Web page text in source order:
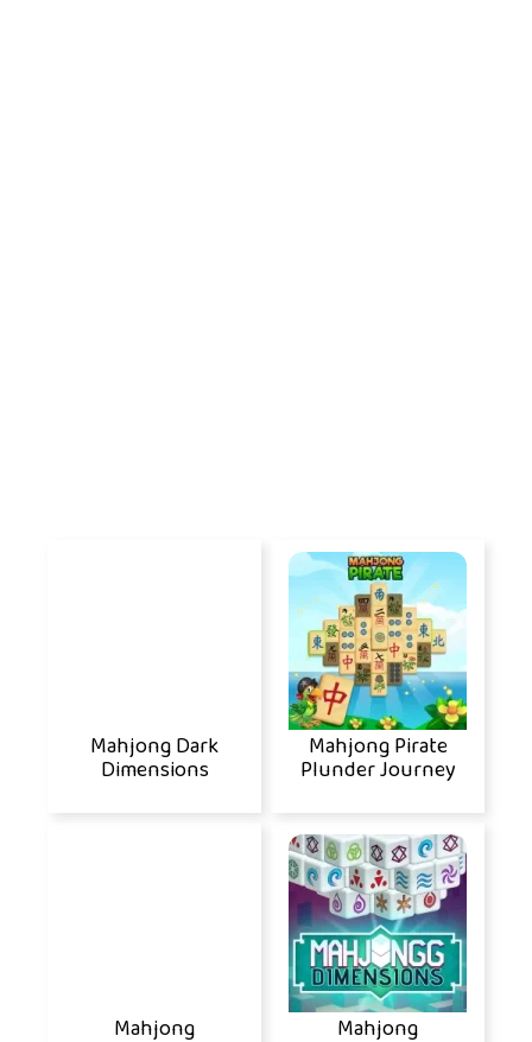
Mahjong Dark
Dimensions
Mahjong Pirate
Plunder Journey
Mahjong Mahjong